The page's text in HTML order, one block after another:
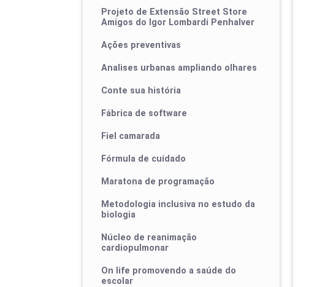
Projeto de Extensão Street Store
Amigos do Igor Lombardi Penhalver
Ações preventivas
Analises urbanas ampliando olhares
Conte sua história
Fábrica de software
Fiel camarada
Fórmula de cuidado
Maratona de programação
Metodologia inclusiva no estudo da
biologia
Núcleo de reanimação
cardiopulmonar
On life promovendo a saúde do
escolar